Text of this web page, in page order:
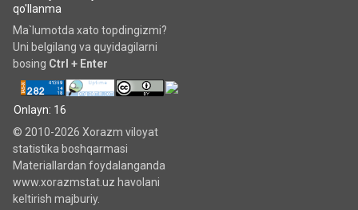
qo'llanma
Ma`lumotda xato topdingizmi?
Uni belgilang va quyidagilarni
bosing Ctrl + Enter
Onlayn: 16
© 2010-2026 Xorazm viloyat
statistika boshqarmasi
Materiallardan foydalanganda
www.xorazmstat.uz havolani
keltirish majburiy.